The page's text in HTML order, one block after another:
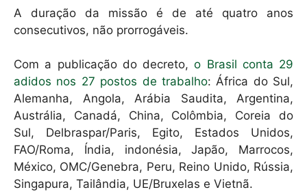
A duração da missão é de até quatro anos
consecutivos, não prorrogáveis.
Com a publicação do decreto,o Brasil conta 29
adidos nos 27 postos de trabalho: África do Sul,
Alemanha, Angola, Arábia Saudita, Argentina,
Austrália, Canadá, China, Colômbia, Coreia do
Sul, Delbraspar/Paris, Egito, Estados Unidos,
FAO/Roma, Índia, indonésia, Japão, Marrocos,
México, OMC/Genebra, Peru, Reino Unido, Rússia,
Singapura, Tailândia, UE/Bruxelas e Vietnã.